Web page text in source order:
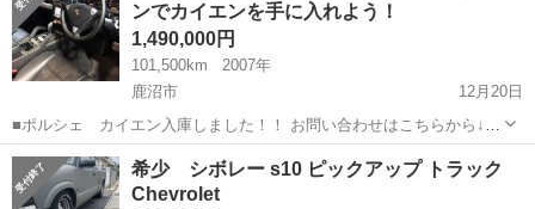
ンでカイエンを手に入れよう！
1,490,000円
101,500km
2007年
鹿沼市
12月20日
■ポルシェ カイエン入庫しました！！ お問い合わせはこちらから↓↓
https://www.3292.jp/lists/detail?carno=021894 ■■1000万円以上大幅値
下げのキャンペーン開始！！■...
栃木 鹿沼市 その他
希少 シボレー s10 ピックアップ トラック
Chevrolet